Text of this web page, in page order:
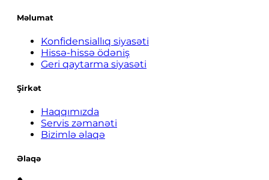
Məlumat
Konfidensiallıq siyasəti
Hissə-hissə ödəniş
Geri qaytarma siyasəti
Şirkət
Haqqımızda
Servis zəmanəti
Bizimlə əlaqə
Əlaqə